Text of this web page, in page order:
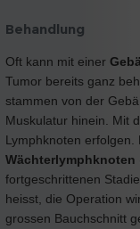
Behandlung
Oft kann mit einer
Tumor bereits ganz
stammen von der
Muskulatur hinein. Mit
Lymphknoten erfolgen.
Wächterlymphknoten
fortgeschrittenen
heisst, die Operation
grossen Bauchschnitt